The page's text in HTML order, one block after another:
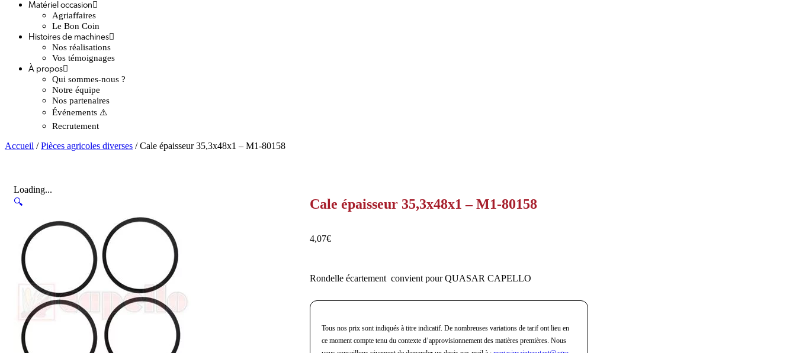
Matériel occasion
Agriaffaires
Le Bon Coin
Histoires de machines
Nos réalisations
Vos témoignages
À propos
Qui sommes-nous ?
Notre équipe
Nos partenaires
Événements ⚠️
Recrutement
Accueil /Pièces agricoles diverses / Cale épaisseur 35,3x48x1 – M1-80158
Loading...
🔍
Cale épaisseur 35,3x48x1 – M1-80158
4,07€
Rondelle écartement convient pour QUASAR CAPELLO
Tous nos prix sont indiqués à titre indicatif. De nombreuses variations de tarif ont lieu en
ce moment compte tenu du contexte d’approvisionnement des matières premières. Nous